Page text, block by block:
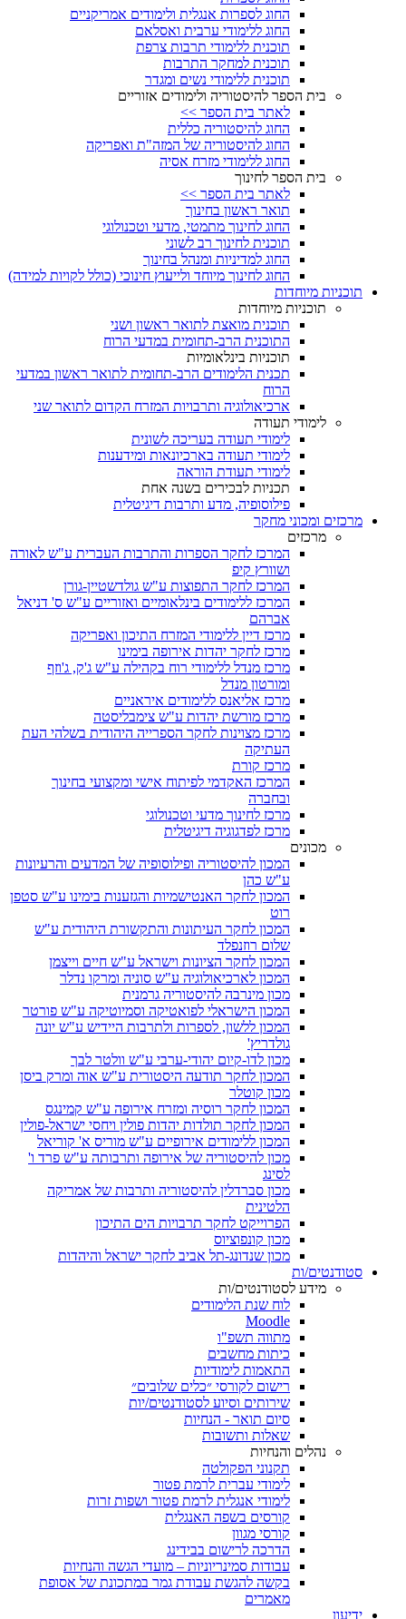
החוג לספרות אנגלית ולימודים אמריקניים
החוג ללימודי ערבית ואסלאם
תוכנית ללימודי תרבות צרפת
תוכנית למחקר התרבות
תוכנית ללימודי נשים ומגדר
בית הספר להיסטוריה ולימודים אזוריים
לאתר בית הספר >>
החוג להיסטוריה כללית
החוג להיסטוריה של המזה"ת ואפריקה
החוג ללימודי מזרח אסיה
בית הספר לחינוך
לאתר בית הספר >>
תואר ראשון בחינוך
החוג לחינוך מתמטי, מדעי וטכנולוגי
תוכנית לחינוך רב לשוני
החוג למדיניות ומנהל בחינוך
החוג לחינוך מיוחד ולייעוץ חינוכי (כולל לקויות למידה)
תוכניות מיוחדות
תוכניות מיוחדות
תוכנית מואצת לתואר ראשון ושני
התוכנית הרב-תחומית במדעי הרוח
תוכניות בינלאומיות
תכנית הלימודים הרב-תחומית לתואר ראשון במדעי
הרוח
ארכיאולוגיה ותרבויות המזרח הקדום לתואר שני
לימודי תעודה
לימודי תעודה בעריכה לשונית
לימודי תעודה בארכיונאות ומידענות
לימודי תעודת הוראה
תכניות לבכירים בשנה אחת
פילוסופיה, מדע ותרבות דיגיטלית
מרכזים ומכוני מחקר
מרכזים
המרכז לחקר הספרות והתרבות העברית ע"ש לאורה
ושוורץ קיפ
המרכז לחקר התפוצות ע"ש גולדשטיין-גורן
המרכז ללימודים בינלאומיים ואזוריים ע"ש ס' דניאל
אברהם
מרכז דיין ללימודי המזרח התיכון ואפריקה
מרכז לחקר יהדות אירופה בימינו
מרכז מנדל ללימודי רוח בקהילה ע"ש ג'ק, ג'וזף
ומורטון מנדל
מרכז אליאנס ללימודים איראניים
מרכז מורשת יהדות ע"ש צימבליסטה
מרכז מצוינות לחקר הספרייה היהודית בשלהי העת
העתיקה
מרכז קורת
המרכז האקדמי לפיתוח אישי ומקצועי בחינוך
ובחברה
מרכז לחינוך מדעי וטכנולוגי
מרכז לפדגוגיה דיגיטלית
מכונים
המכון להיסטוריה ופילוסופיה של המדעים והרעיונות
ע"ש כהן
המכון לחקר האנטישמיות והגזענות בימינו ע"ש סטפן
רוט
המכון לחקר העיתונות והתקשורת היהודית ע"ש
שלום רוזנפלד
המכון לחקר הציונות וישראל ע"ש חיים וייצמן
המכון לארכיאולוגיה ע"ש סוניה ומרקו נדלר
מכון מינרבה להיסטוריה גרמנית
המכון הישראלי לפואטיקה וסמיוטיקה ע"ש פורטר
המכון ללשון, לספרות ולתרבות היידיש ע"ש יונה
גולדריץ'
מכון לדו-קיום יהודי-ערבי ע"ש וולטר לבך
המכון לחקר תודעה היסטורית ע"ש אוה ומרק ביסן
מכון קוטלר
המכון לחקר רוסיה ומזרח אירופה ע"ש קמינגס
המכון לחקר תולדות יהדות פולין ויחסי ישראל-פולין
המכון ללימודים אירופיים ע"ש מוריס א' קוריאל
מכון להיסטוריה של אירופה ותרבותה ע"ש פרד ו'
לסינג
מכון סברדלין להיסטוריה ותרבות של אמריקה
הלטינית
הפרוייקט לחקר תרבויות הים התיכון
מכון קונפוציוס
מכון שנדונג-תל אביב לחקר ישראל והיהדות
סטודנטים/ות
מידע לסטודנטים/ות
לוח שנת הלימודים
Moodle
מתווה תשפ"ו
כיתות מחשבים
התאמות לימודיות
רישום לקורסי ״כלים שלובים״
שירותים וסיוע לסטודנטים/יות
סיום תואר - הנחיות
שאלות ותשובות
נהלים והנחיות
תקנוני הפקולטה
לימודי עברית לרמת פטור
לימודי אנגלית לרמת פטור ושפות זרות
קורסים בשפה האנגלית
קורסי מגוון
הדרכה לרישום בבידינג
עבודות סמינריוניות – מועדי הגשה והנחיות
בקשה להגשת עבודת גמר במתכונת של אסופת
מאמרים
ידיעון